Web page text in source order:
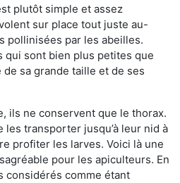
plutôt simple et assez
sur place tout juste au-
pollinisées par les abeilles.
qui sont bien plus petites que
sa grande taille et de ses
ils ne conservent que le thorax.
les transporter jusqu’à leur nid à
profiter les larves. Voici là une
pour les apiculteurs. En
considérés comme étant